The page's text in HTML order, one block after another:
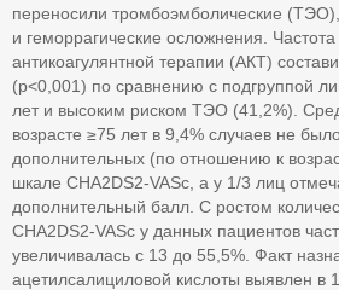
переносили тромбоэмболические
и геморрагические осложнения.
антикоагулянтной терапии (АКТ)
(р<0,001) по сравнению с подгруппой
лет и высоким риском ТЭО (41,2%).
возрасте ≥75 лет в 9,4% случаев не
дополнительных (по отношению к
шкале CHA2DS2-VASс, а у 1/3 лиц
дополнительный балл. С ростом
CHA2DS2-VASс у данных пациентов
увеличивалась с 13 до 55,5%. Факт
ацетилсалициловой кислоты выявлен в